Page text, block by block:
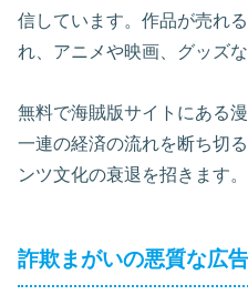
信しています。作品が売れ
れ、アニメや映画、グッズ
無料で海賊版サイトにある
一連の経済の流れを断ち切
ンツ文化の衰退を招きます。
詐欺まがいの悪質な広